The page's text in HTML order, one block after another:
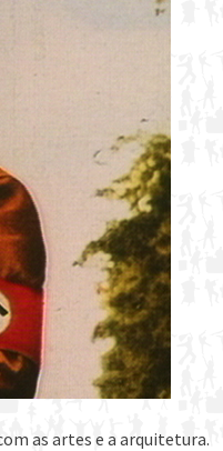
as artes e a arquitetura.